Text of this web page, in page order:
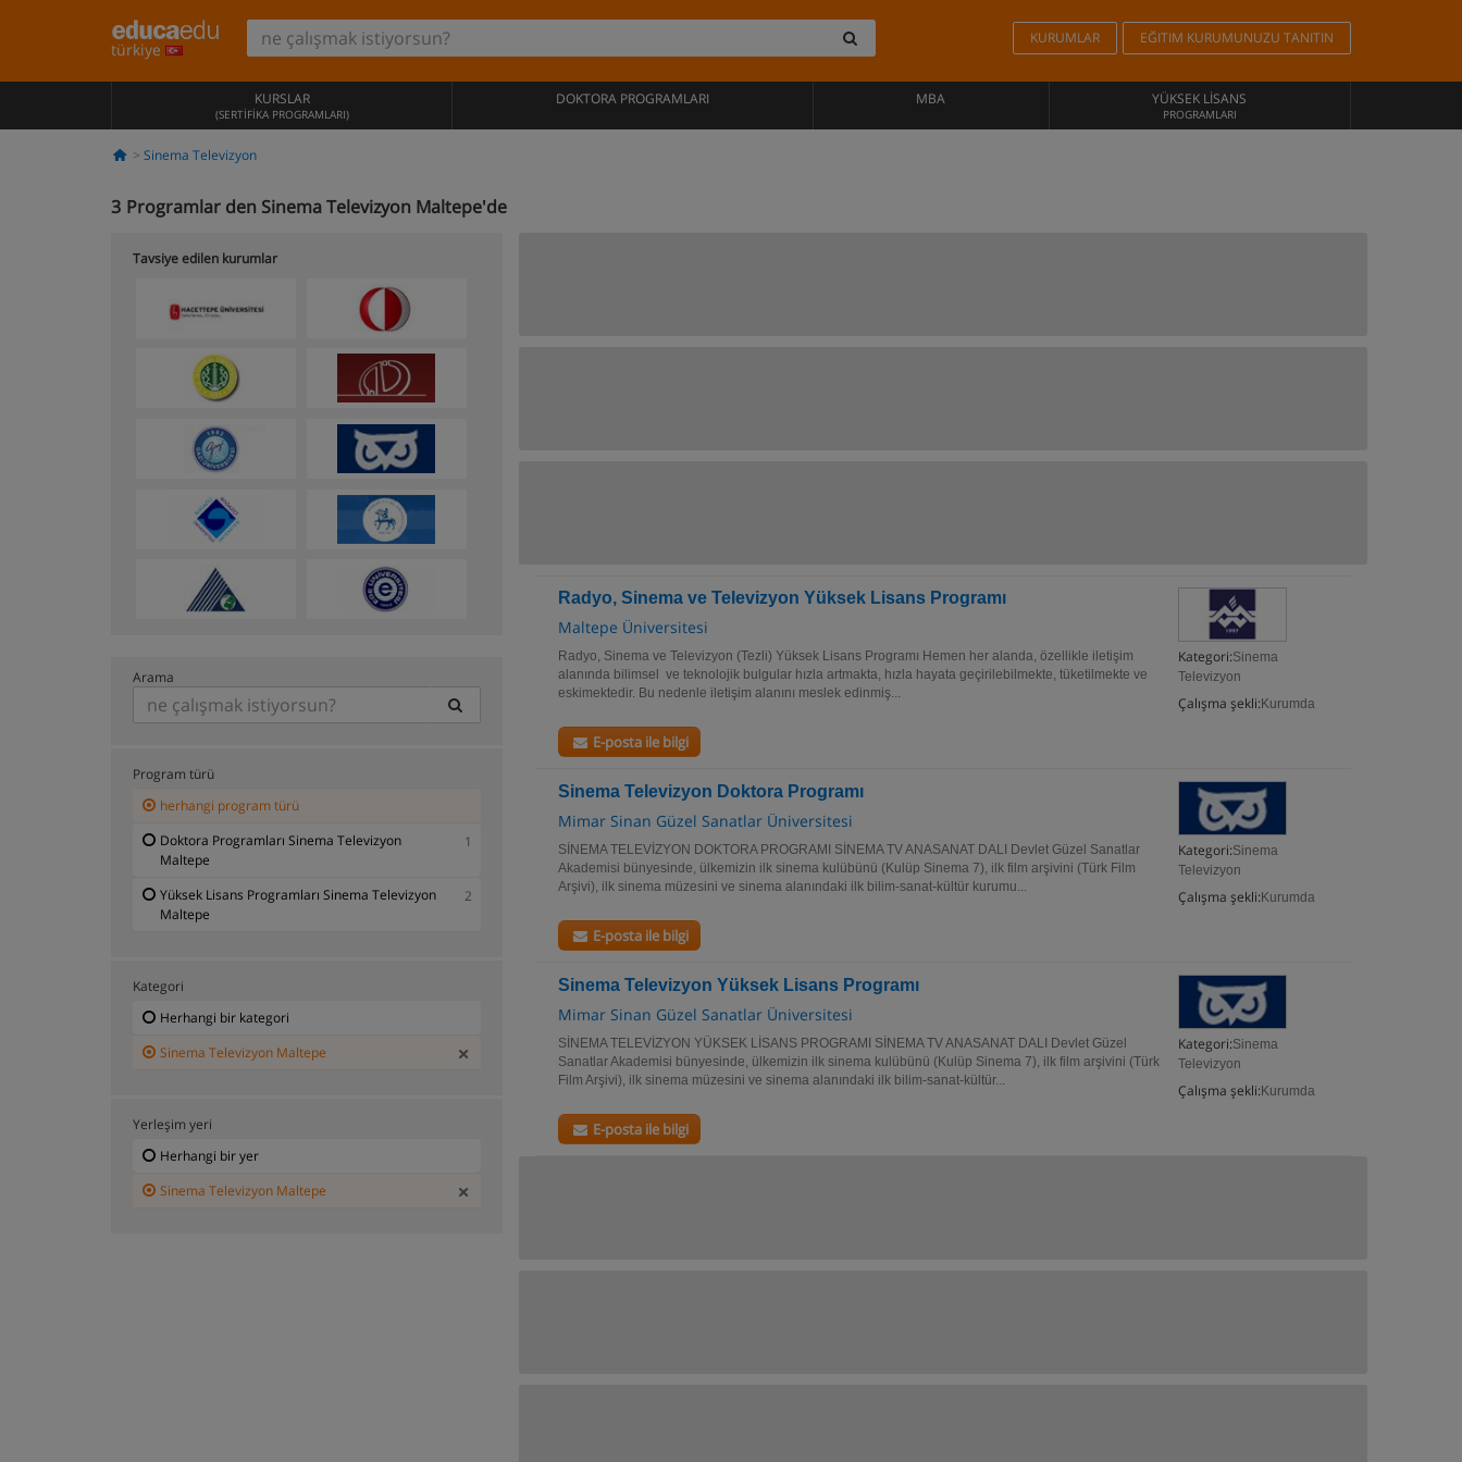
türkiye
KURUMLAR EĞITIM KURUMUNUZU TANITIN
KURSLAR
(SERTIFIKA PROGRAMLARI)
DOKTORA PROGRAMLARI MBA YÜKSEK LISANS
PROGRAMLARI
Sinema Televizyon
3 Programlar den Sinema Televizyon Maltepe'de
Radyo, Sinema ve Televizyon Yüksek Lisans Programı
Maltepe Üniversitesi
Kategori:Sinema
Televizyon
Çalışma şekli: Kurumda
Radyo, Sinema ve Televizyon (Tezli) Yüksek Lisans Programı Hemen her alanda, özellikle iletişim
alanında bilimsel ve teknolojik bulgular hızla artmakta, hızla hayata geçirilebilmekte, tüketilmekte ve
eskimektedir. Bu nedenle iletişim alanını meslek edinmiş...
E-posta ile bilgi
Sinema Televizyon Doktora Programı
Mimar Sinan Güzel Sanatlar Üniversitesi
Kategori:Sinema
Televizyon
Çalışma şekli: Kurumda
SİNEMA TELEVİZYON DOKTORA PROGRAMI SİNEMA TV ANASANAT DALI Devlet Güzel Sanatlar
Akademisi bünyesinde, ülkemizin ilk sinema kulübünü (Kulüp Sinema 7), ilk film arşivini (Türk Film
Arşivi), ilk sinema müzesini ve sinema alanındaki ilk bilim-sanat-kültür kurumu...
E-posta ile bilgi
Sinema Televizyon Yüksek Lisans Programı
Mimar Sinan Güzel Sanatlar Üniversitesi
Kategori:Sinema
Televizyon
Çalışma şekli: Kurumda
SİNEMA TELEVİZYON YÜKSEK LİSANS PROGRAMI SİNEMA TV ANASANAT DALI Devlet Güzel
Sanatlar Akademisi bünyesinde, ülkemizin ilk sinema kulübünü (Kulüp Sinema 7), ilk film arşivini (Türk
Film Arşivi), ilk sinema müzesini ve sinema alanındaki ilk bilim-sanat-kültür...
E-posta ile bilgi
Tavsiye edilen kurumlar
Arama
Program türü
herhangi program türü
Doktora Programları Sinema Televizyon
Maltepe
1
Yüksek Lisans Programları Sinema Televizyon
Maltepe
2
Kategori
Herhangi bir kategori
Sinema Televizyon Maltepe
Yerleşim yeri
Herhangi bir yer
Sinema Televizyon Maltepe